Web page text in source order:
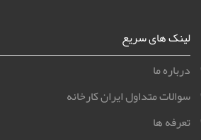
لینک های سریع
درباره ما
سوالات متداول ایران کارخانه
تعرفه ها